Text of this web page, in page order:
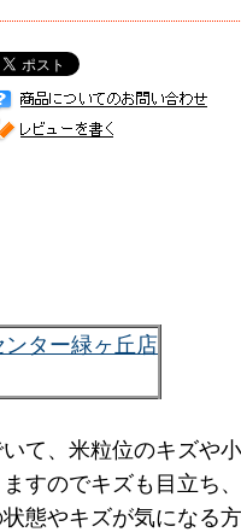
ター緑ヶ丘店
て、米粒位のキズや
すのでキズも目立ち
態やキズが気になる